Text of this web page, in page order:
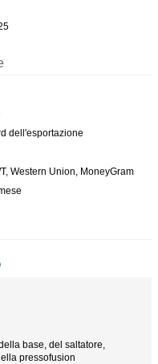
dell'esportazione
T, Western Union, MoneyGram
base, del saltatore,
pressofusion